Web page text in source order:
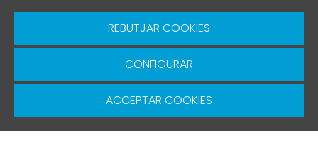
Política de Cookies
Canal denúncia
REBUTJAR COOKIES
CONFIGURAR
ACCEPTAR COOKIES